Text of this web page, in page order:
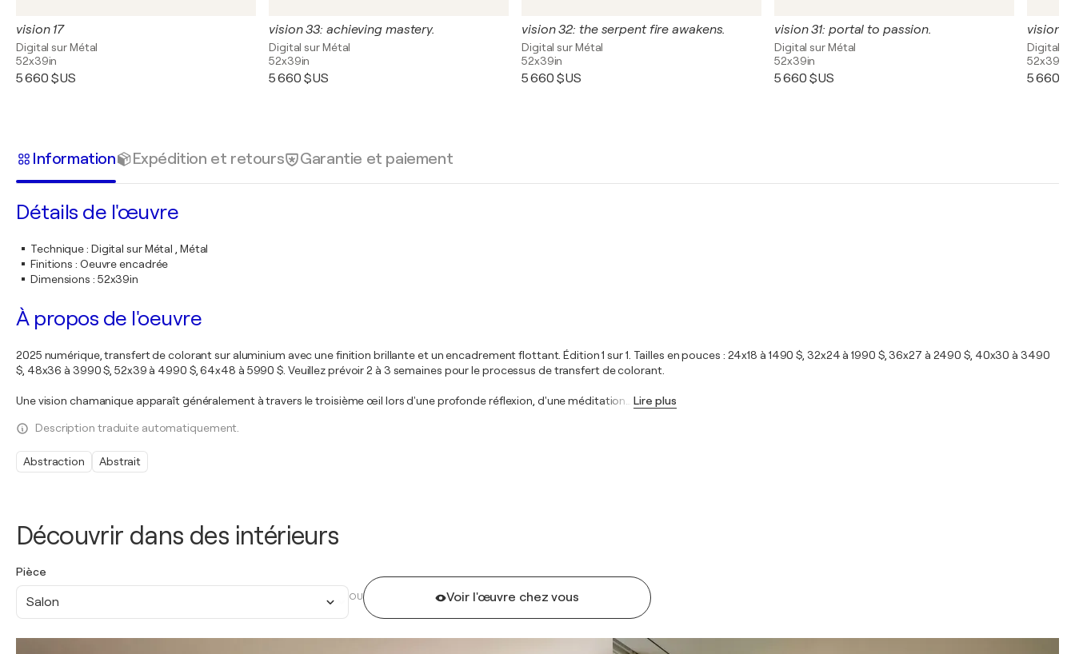
Découvrir dans des intérieurs
Pièce
Salon OU Voir l'œuvre chez vous
vision 17
Digital sur Métal
52x39in
5 660 $US
vision 33: achieving mastery.
Digital sur Métal
52x39in
5 660 $US
vision 32: the serpent fire awakens.
Digital sur Métal
52x39in
5 660 $US
vision 31: portal to passion.
Digital sur Métal
52x39in
5 660 $US
vision
Digital
52x39in
5 660
Information Expédition et retours Garantie et paiement
Détails de l'œuvre
Technique: Digital sur Métal , Métal
Finitions : Oeuvre encadrée
Dimensions : 52x39in
À propos de l'oeuvre
2025 numérique, transfert de colorant sur aluminium avec une finition brillante et un encadrement flottant. Édition 1 sur 1. Tailles en pouces : 24x18 à 1490 $, 32x24 à 1990 $, 36x27 à 2490 $, 40x30 à 3490
$, 48x36 à 3990 $, 52x39 à 4990 $, 64x48 à 5990 $. Veuillez prévoir 2 à 3 semaines pour le processus de transfert de colorant.
Une vision chamanique apparaît généralement à travers le troisième œil lors d'une profonde réflexion, d'une méditation Lire plus
Description traduite automatiquement.
Abstraction Abstrait